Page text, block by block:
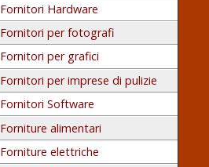
Fornitori Hardware
Fornitori per fotografi
Fornitori per grafici
Fornitori per imprese di pulizie
Fornitori Software
Forniture alimentari
Forniture elettriche